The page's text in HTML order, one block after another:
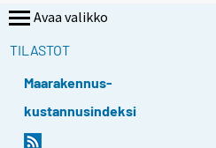
Avaa valikko
TILASTOT
Maarakennus-
kustannusindeksi